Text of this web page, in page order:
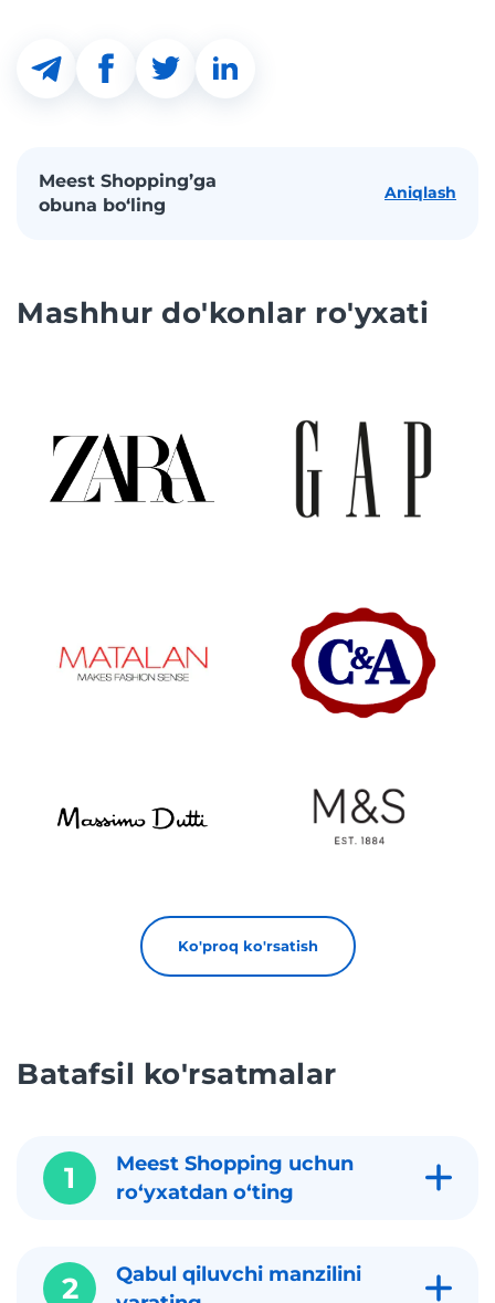
Meest Shopping’ga
obuna bo‘ling
Aniqlash
Mashhur do'konlar ro'yxati
Ko'proq ko'rsatish
Batafsil ko'rsatmalar
1
Meest Shopping uchun
roʻyxatdan oʻting
2
Qabul qiluvchi manzilini